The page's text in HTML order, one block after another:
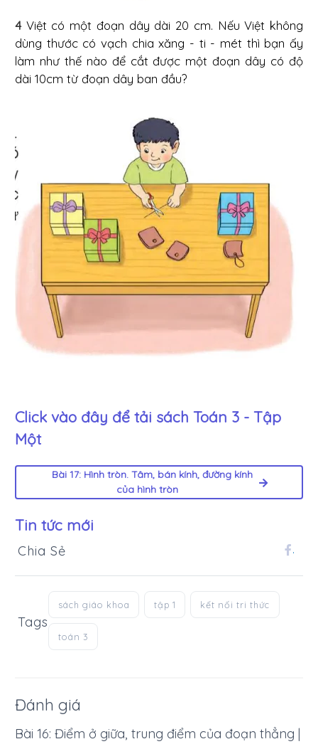
4Việt có một đoạn dây dài 20 cm. Nếu Việt không
dùng thước có vạch chia xăng - ti - mét thì bạn ấy
làm như thế nào để cắt được một đoạn dây có độ
dài 10cm từ đoạn dây ban đầu?
Click vào đây để tải sách Toán 3 - Tập
Một
Bài 17: Hình tròn. Tâm, bán kính, đường kính
của hình tròn
Tin tức mới
Chia Sẻ .
Tags
sách giáo khoa tập 1 kết nối tri thức
toán 3
Đánh giá
Bài 16: Điểm ở giữa, trung điểm của đoạn thẳng |